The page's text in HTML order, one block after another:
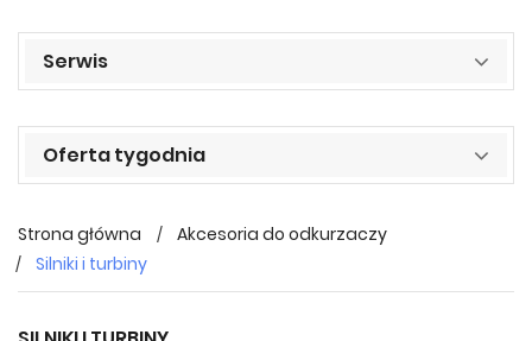
Serwis
Oferta tygodnia
Strona główna
Akcesoria do odkurzaczy
Silniki i turbiny